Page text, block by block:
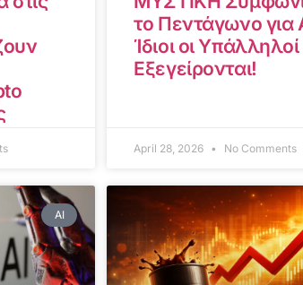
το Πεντάγωνο για
Ίδιοι οι
Εξεγείρονται!
April 28, 2026 No Comments
AI